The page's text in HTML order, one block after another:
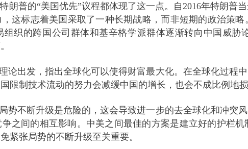
朗普的“美国优先”议程都体现了这一点。自2016年特朗普
这标志着美国采取了一种长期战略，而非短期的政治策略
织的跨国公司群体和基辛格学派群体逐渐转向中国威胁
论出发，指出全球化可以使得财富最大化。在全球化过程
限制技术流动的努力会减缓中国的增长，也会不成比例地损
势不断升级是危险的，这会导致进一步的去全球化和冲突
之间的相互影响。中美之间最佳的方案是建立好的护栏
紧张局势的不断升级至关重要。